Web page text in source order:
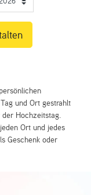
und Ort gestrahlt
Hochzeitstag.
Ort und jedes
Geschenk oder